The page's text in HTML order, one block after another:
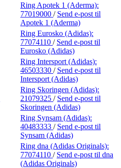
Ring Apotek 1 (Aderma):
77019000 / Send e-post til
Apotek 1 (Aderma)
Ring Eurosko (Adidas):
77074110 / Send e-post til
Eurosko (Adidas)
Ring Intersport (Adidas):
46503330 / Send e-post til
Intersport (Adidas)
Ring Skoringen (Adidas):
21079325 / Send e-post til
Skoringen (Adidas)
Ring Synsam (Adidas):
40483333 / Send e-post til
Synsam (Adidas)
Ring dna (Adidas Originals):
77074110 / Send e-post til dna
(Adidas Originals)